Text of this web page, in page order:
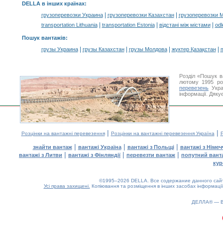
DELLA в інших країнах:
грузоперевозки Украина| грузоперевозки Казахстан|
грузоперевозки
transportation Lithuania| transportation Estonia| відстані між містами|
Пошук вантажів:
грузы Украина| грузы Казахстан| грузы Молдова| жүктер Қазақстан|
Розділ «Пошук
лютому 1995
перевезень
інформації.
Розцінки на вантажні перевезення| Розцінки на вантажні перевезення Україна |
знайти вантаж| вантажі Україна| вантажі з Польщі| вантажі з
вантажі з Литви | вантажі з Фінляндії| перевезти вантаж | попутний
©1995–2026 DELLA. Все содержание данного
Усі права захищені. Копіювання та розміщення в інших засобах
ДЕЛЛА® —